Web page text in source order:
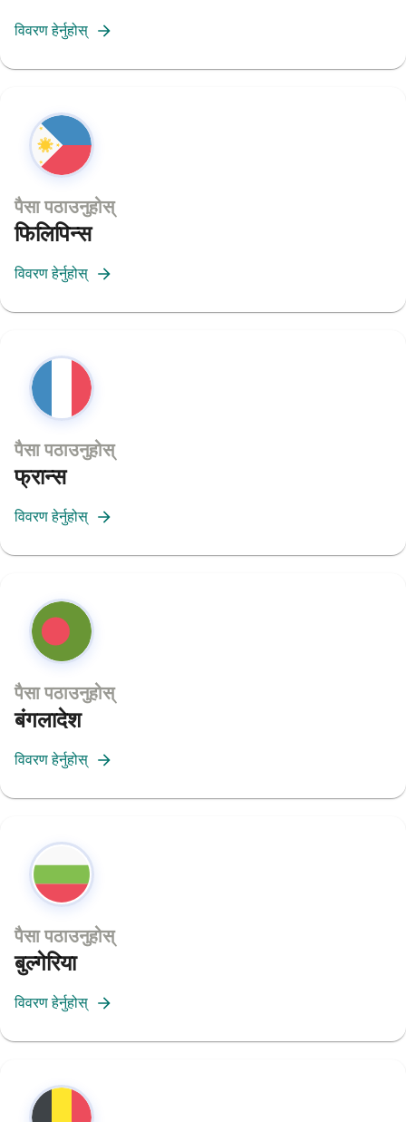
विवरण हेर्नुहोस्
पैसा पठाउनुहोस्
फिलिपिन्स
विवरण हेर्नुहोस्
पैसा पठाउनुहोस्
फ्रान्स
विवरण हेर्नुहोस्
पैसा पठाउनुहोस्
बंगलादेश
विवरण हेर्नुहोस्
पैसा पठाउनुहोस्
बुल्गेरिया
विवरण हेर्नुहोस्